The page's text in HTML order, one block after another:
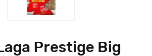
Prestige Big